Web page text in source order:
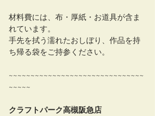
材料費には、布・厚紙・お道具が含ま
れています。
手先を拭う濡れたおしぼり、作品を持
ち帰る袋をご持参ください。
~~~~~~~~~~~~~~~~~~~~~~~~~~~~~~~
~~~~~
クラフトパーク高槻阪急店